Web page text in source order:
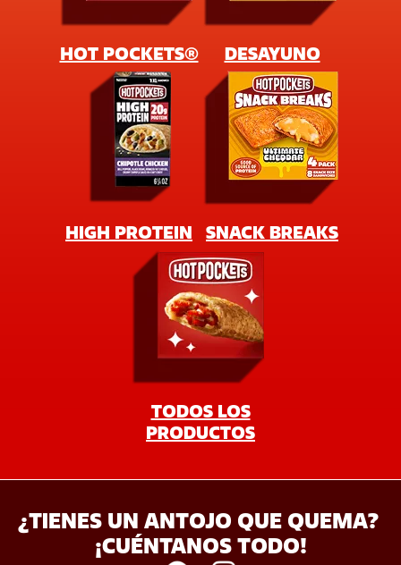
¿TIENES UN ANTOJO QUE QUEMA?
¡CUÉNTANOS TODO!